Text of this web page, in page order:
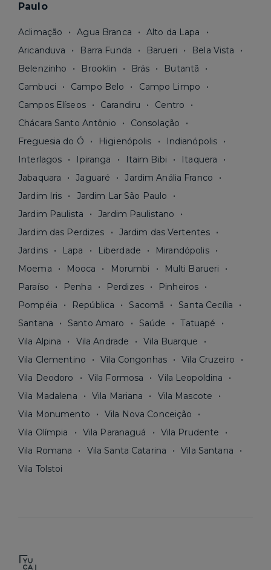
Paulo
Aclimação Agua Branca
Alto da Lapa
Aricanduva
Barra Funda Barueri
Bela Vista
Belenzinho
Brooklin Brás
Butantã
Cambuci
Campo Belo
Campo Limpo
Campos Elíseos
Carandiru
Centro
Chácara Santo Antônio
Consolação
Freguesia do Ó
Higienópolis
Indianópolis
Interlagos
Ipiranga Itaim Bibi
Itaquera
Jabaquara
Jaguaré
Jardim Anália Franco
Jardim Iris
Jardim Lar São Paulo
Jardim Paulista
Jardim Paulistano
Jardim das Perdizes
Jardim das Vertentes
Jardins
Lapa Liberdade
Mirandópolis
Moema
Mooca Morumbi
Multi Barueri
Paraíso
Penha Perdizes
Pinheiros
Pompéia
República Sacomã
Santa Cecília
Santana
Santo Amaro Saúde
Tatuapé
Vila Alpina
Vila Andrade
Vila Buarque
Vila Clementino
Vila Congonhas
Vila Cruzeiro
Vila Deodoro
Vila Formosa
Vila Leopoldina
Vila Madalena
Vila Mariana
Vila Mascote
Vila Monumento
Vila Nova Conceição
Vila Olímpia
Vila Paranaguá
Vila Prudente
Vila Romana
Vila Santa Catarina
Vila Santana
Vila Tolstoi